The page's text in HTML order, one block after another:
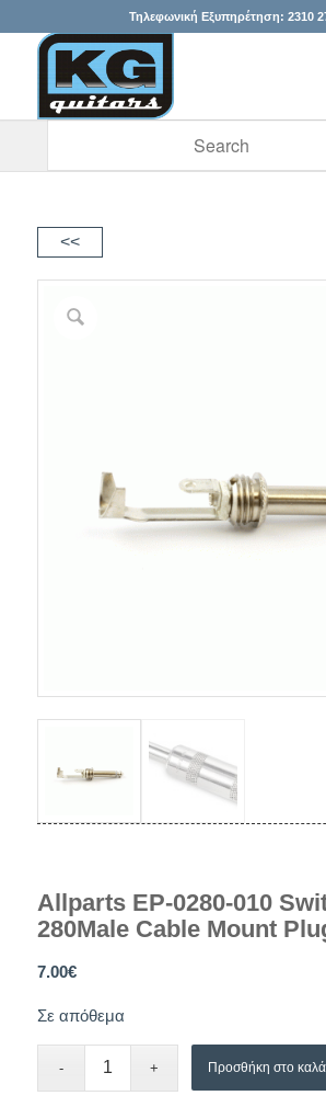
Τηλεφωνική Εξυπηρέτηση:2310
<<
Allparts EP-0280-010
280Male Cable Mount
7.00€
Σε απόθεμα
Προσθήκη στο